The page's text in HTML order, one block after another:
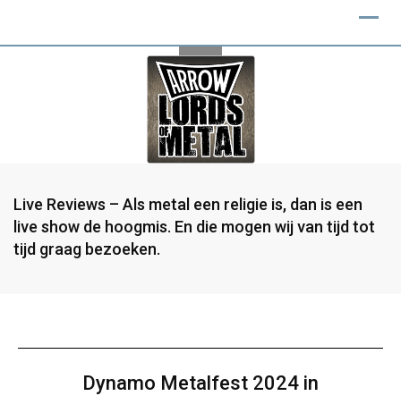
Live Reviews – Als metal een religie is, dan is een
live show de hoogmis. En die mogen wij van tijd tot
tijd graag bezoeken.
Dynamo Metalfest 2024 in